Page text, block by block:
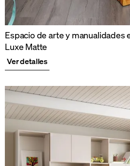
Espacio de arte y manualidades
Luxe Matte
Ver detalles